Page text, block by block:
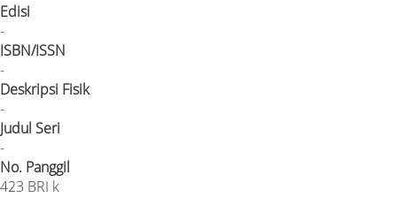
Edisi
-
ISBN/ISSN
-
Deskripsi Fisik
-
Judul Seri
-
No. Panggil
423 BRI k